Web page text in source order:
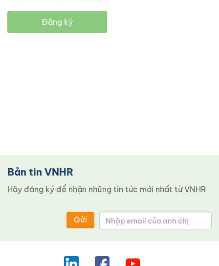
Đăng ký
Bản tin VNHR
Hãy đăng ký để nhận những tin tức mới nhất từ ​​VNHR
Gửi